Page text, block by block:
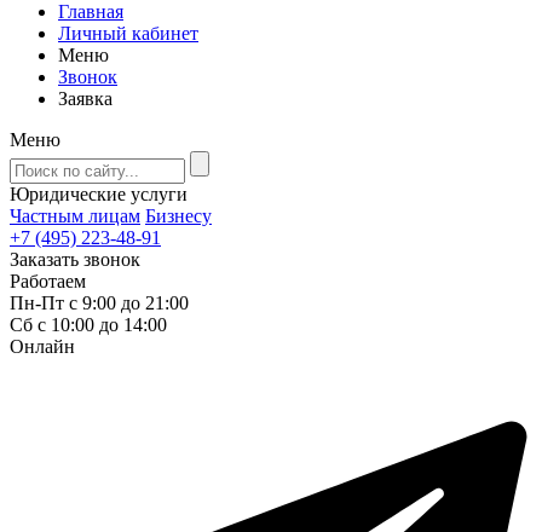
Главная
Личный кабинет
Меню
Звонок
Заявка
Меню
Юридические услуги
Частным лицам Бизнесу
+7 (495) 223-48-91
Заказать звонок
Работаем
Пн-Пт с 9:00 до 21:00
Сб с 10:00 до 14:00
Онлайн